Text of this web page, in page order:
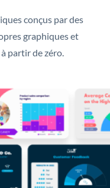
conçus par des
graphiques et
partir de zéro.